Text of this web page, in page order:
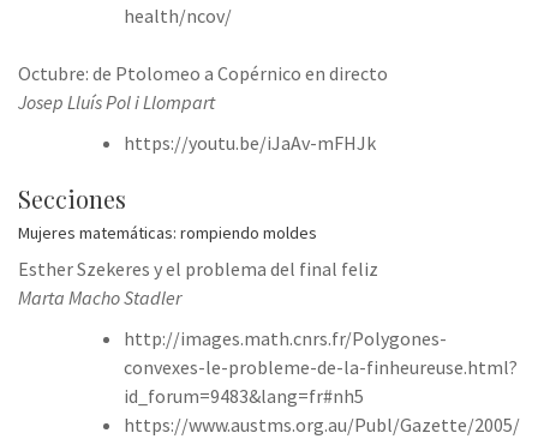
health/ncov/
Octubre: de Ptolomeo a Copérnico en directo
Josep Lluís Pol i Llompart
https://youtu.be/iJaAv-mFHJk
Secciones
Mujeres matemáticas: rompiendo moldes
Esther Szekeres y el problema del final feliz
Marta Macho Stadler
http://images.math.cnrs.fr/Polygones-
convexes-le-probleme-de-la-finheureuse.html?
id_forum=9483&lang=fr#nh5
https://www.austms.org.au/Publ/Gazette/2005/